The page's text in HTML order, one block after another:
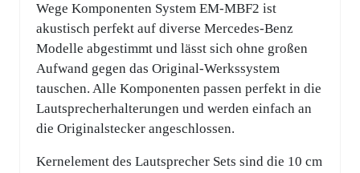
Wege Komponenten System EM-MBF2 ist
akustisch perfekt auf diverse Mercedes-Benz
Modelle abgestimmt und lässt sich ohne großen
Aufwand gegen das Original-Werkssystem
tauschen. Alle Komponenten passen perfekt in die
Lautsprecherhalterungen und werden einfach an
die Originalstecker angeschlossen.
Kernelement des Lautsprecher Sets sind die 10 cm